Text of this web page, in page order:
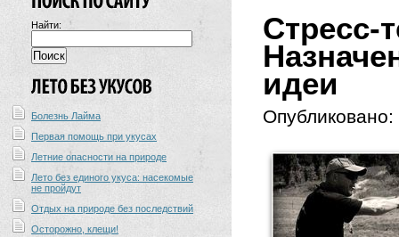
Найти:
Болезнь Лайма
Первая помощь при укусах
Летние опасности на природе
Лето без единого укуса: насекомые
не пройдут
Отдых на природе без последствий
Осторожно, клещи!
идеи
Опубликовано: